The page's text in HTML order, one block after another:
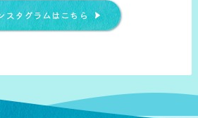
スタグラムはこちら